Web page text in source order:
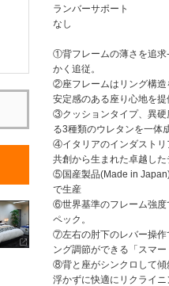
ランバーサポート
なし
①背フレームの薄さを追求
かく追従。
②座フレームはリング構造
安定感のある座り心地を提
③クッションタイプ、異硬
る3種類のウレタンを一体
④イタリアのインダストリ
共創から生まれた卓越した
⑤国産製品(Made in Japan)
で生産
⑥世界基準のフレーム強度
ペック。
⑦左右の肘下のレバー操作
ング調節ができる「スマー
⑧背と座がシンクロして傾
浮かずに快適にリクライニ